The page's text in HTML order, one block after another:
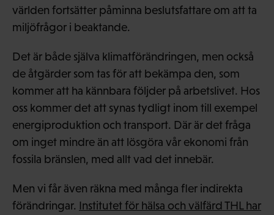
världen fortsätter påminna beslutsfattare om att ta
miljöfrågor i beaktande.
Det är både själva klimatförändringen, men också
de åtgärder som tas för att bekämpa den, som
kommer att ha kännbara följder på arbetslivet. Hos
oss kommer det att synas tydligt inom till exempel
energiproduktion och transport. Där är det fråga
om inget mindre än att lösgöra vår ekonomi från
fossila bränslen, med allt vad det innebär.
Men vi får även räkna med många fler indirekta
förändringar. Institutet för hälsa och välfärd THL har